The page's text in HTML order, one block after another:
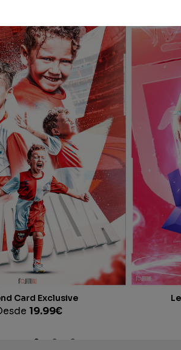
Card Exclusive
19.99€